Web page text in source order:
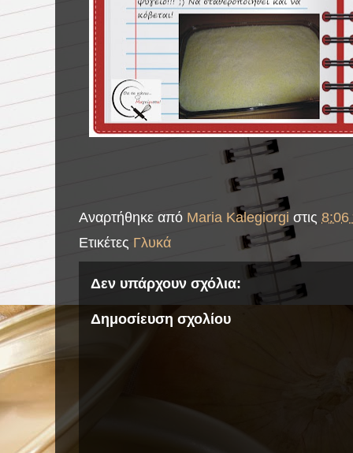
Αναρτήθηκε από Maria Kalegiorgi στις 8:06
Ετικέτες Γλυκά
Δεν υπάρχουν σχόλια:
Δημοσίευση σχολίου